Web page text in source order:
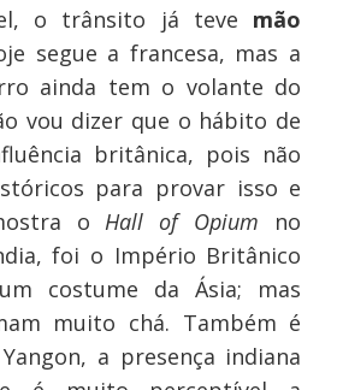
o trânsito já teve mão
segue a francesa, mas a
ainda tem o volante do
vou dizer que o hábito de
britânica, pois não
para provar isso e
oHall of Opium no
foi o Império Britânico
costume da Ásia; mas
muito chá. Também é
a presença indiana